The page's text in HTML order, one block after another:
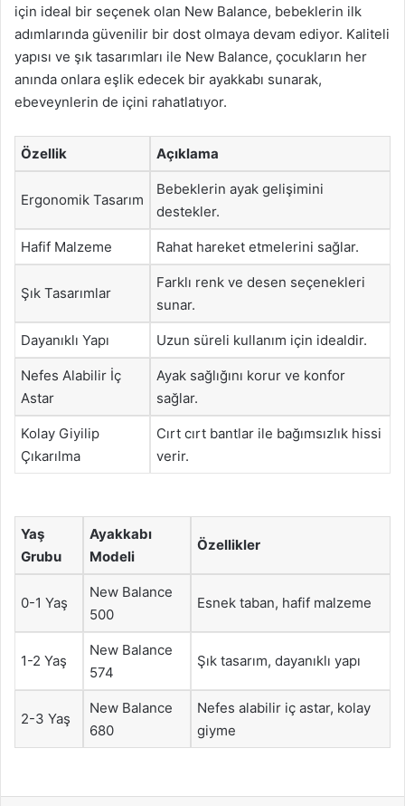
için ideal bir seçenek olan New Balance, bebeklerin ilk
adımlarında güvenilir bir dost olmaya devam ediyor. Kaliteli
yapısı ve şık tasarımları ile New Balance, çocukların her
anında onlara eşlik edecek bir ayakkabı sunarak,
ebeveynlerin de içini rahatlatıyor.
Özellik Açıklama
Ergonomik Tasarım
Bebeklerin ayak gelişimini
destekler.
Hafif Malzeme Rahat hareket etmelerini sağlar.
Şık Tasarımlar
Farklı renk ve desen seçenekleri
sunar.
Dayanıklı Yapı Uzun süreli kullanım için idealdir.
Nefes Alabilir İç
Astar
Ayak sağlığını korur ve konfor
sağlar.
Kolay Giyilip
Çıkarılma
Cırt cırt bantlar ile bağımsızlık hissi
verir.
Yaş
Grubu
Ayakkabı
Modeli
Özellikler
0-1 Yaş
New Balance
500
Esnek taban, hafif malzeme
1-2 Yaş
New Balance
574
Şık tasarım, dayanıklı yapı
2-3 Yaş
New Balance
680
Nefes alabilir iç astar, kolay
giyme